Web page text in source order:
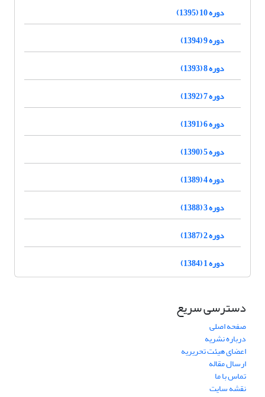
دوره 10 (1395)
دوره 9 (1394)
دوره 8 (1393)
دوره 7 (1392)
دوره 6 (1391)
دوره 5 (1390)
دوره 4 (1389)
دوره 3 (1388)
دوره 2 (1387)
دوره 1 (1384)
دسترسی سریع
صفحه اصلی
درباره نشریه
اعضای هیئت تحریریه
ارسال مقاله
تماس با ما
نقشه سایت